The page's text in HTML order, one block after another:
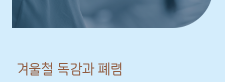
겨울철 독감과 폐렴